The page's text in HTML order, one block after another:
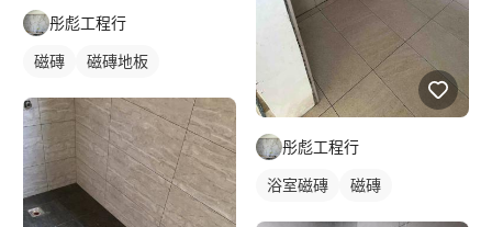
彤彪工程行
磁磚 磁磚地板
彤彪工程行
浴室磁磚 磁磚